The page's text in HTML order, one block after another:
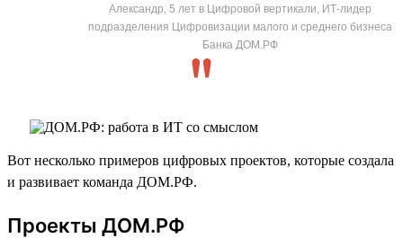
Александр, 5 лет в Цифровой вертикали, ИТ-лидер
подразделения Цифровизации малого и среднего бизнеса
Банка ДОМ.РФ
Вот несколько примеров цифровых проектов, которые создала
и развивает команда ДОМ.РФ.
Проекты ДОМ.РФ